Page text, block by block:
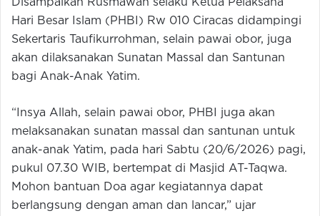
Disampaikan Rusmawan selaku Ketua Pelaksana
Hari Besar Islam (PHBI) Rw 010 Ciracas didampingi
Sekertaris Taufikurrohman, selain pawai obor, juga
akan dilaksanakan Sunatan Massal dan Santunan
bagi Anak-Anak Yatim.
“Insya Allah, selain pawai obor, PHBI juga akan
melaksanakan sunatan massal dan santunan untuk
anak-anak Yatim, pada hari Sabtu (20/6/2026) pagi,
pukul 07.30 WIB, bertempat di Masjid AT-Taqwa.
Mohon bantuan Doa agar kegiatannya dapat
berlangsung dengan aman dan lancar,” ujar